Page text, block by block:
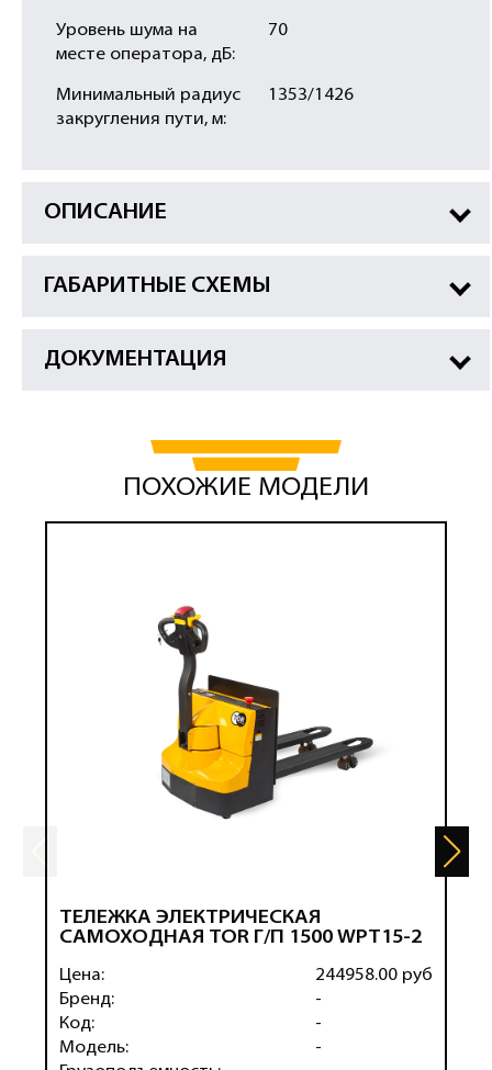
Уровень шума на
месте оператора, дБ:
70
Минимальный радиус
закругления пути, м:
1353/1426
ОПИСАНИЕ
ГАБАРИТНЫЕ СХЕМЫ
ДОКУМЕНТАЦИЯ
ПОХОЖИЕ МОДЕЛИ
ТЕЛЕЖКА ЭЛЕКТРИЧЕСКАЯ
САМОХОДНАЯ TOR Г/П 1500 WPT15-2
Цена:
Бренд:
Код:
Модель:
244958.00 руб
-
-
-